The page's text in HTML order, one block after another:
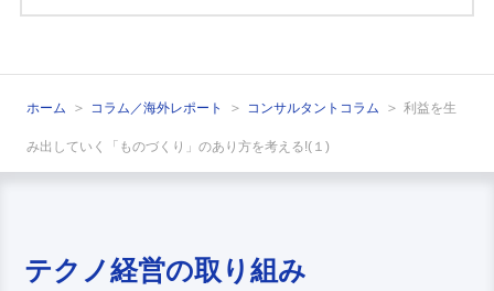
ホーム コラム／海外レポート コンサルタントコラム 利益を生
み出していく「ものづくり」のあり方を考える!(１)
テクノ経営の取り組み